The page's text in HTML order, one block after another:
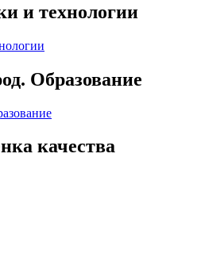
и технологии
Образование
качества